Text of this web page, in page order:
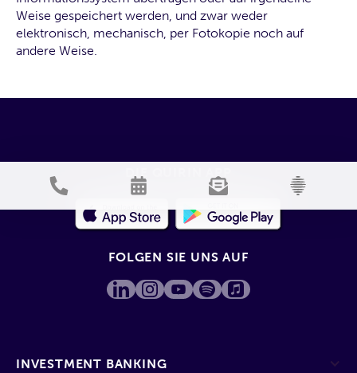
Weise gespeichert werden, und zwar weder
elektronisch, mechanisch, per Fotokopie noch auf
andere Weise.
INVESTMENT BANKING
DIE QUIRIN APP
FOLGEN SIE UNS AUF